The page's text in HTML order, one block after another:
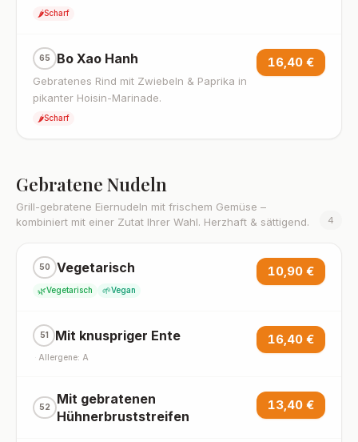
🌶️Scharf
65 Bo Xao Hanh
Gebratenes Rind mit Zwiebeln & Paprika in
pikanter Hoisin-Marinade.
🌶️Scharf
16,40 €
Gebratene Nudeln
Grill-gebratene Eiernudeln mit frischem Gemüse –
kombiniert mit einer Zutat Ihrer Wahl. Herzhaft & sättigend.
4
50 Vegetarisch
🌿Vegetarisch 🌱Vegan
10,90 €
51 Mit knuspriger Ente
· Allergene: A
16,40 €
52
Mit gebratenen
Hühnerbruststreifen
13,40 €